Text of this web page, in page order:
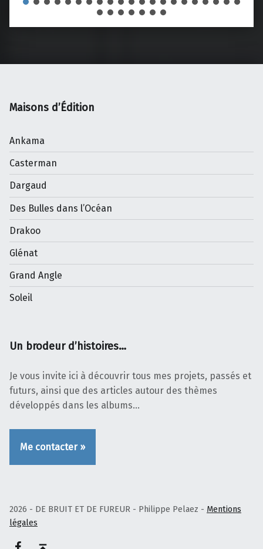
Maisons d’Édition
Ankama
Casterman
Dargaud
Des Bulles dans l’Océan
Drakoo
Glénat
Grand Angle
Soleil
Un brodeur d’histoires…
Je vous invite ici à découvrir tous mes projets, passés et
futurs, ainsi que des articles autour des thèmes
développés dans les albums…
Me contacter »
2026 - DE BRUIT ET DE FUREUR - Philippe Pelaez - Mentions
légales
Facebook – Philippe Pelaez